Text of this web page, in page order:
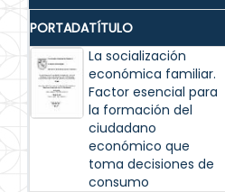
PORTADATÍTULO
La socialización
económica familiar.
Factor esencial para
la formación del
ciudadano
económico que
toma decisiones de
consumo